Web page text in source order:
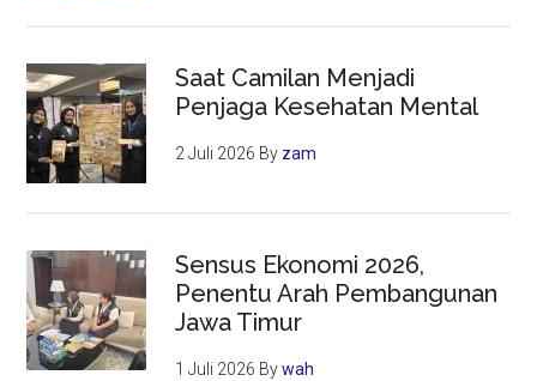
Saat Camilan Menjadi
Penjaga Kesehatan Mental
2 Juli 2026 By zam
Sensus Ekonomi 2026,
Penentu Arah Pembangunan
Jawa Timur
1 Juli 2026 Bywah